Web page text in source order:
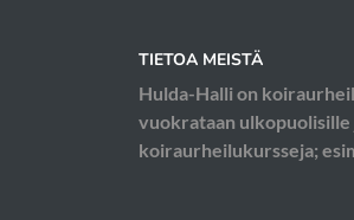
TIETOA MEISTÄ
Hulda-Halli on
vuokrataan ulkopuolisille
koiraurheilukursseja;